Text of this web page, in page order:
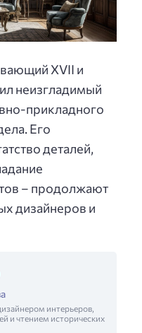
XVII и
неизгладимый
прикладного
Его
деталей,
– продолжают
дизайнеров и
интерьеров,
и чтением исторических